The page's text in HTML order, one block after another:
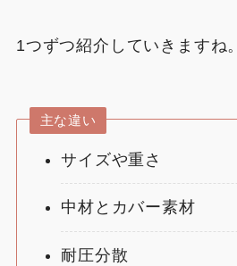
1つずつ紹介していきますね。
主な違い
サイズや重さ
中材とカバー素材
耐圧分散